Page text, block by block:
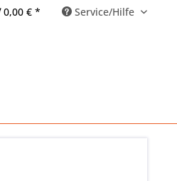
0,00 € * Service/Hilfe